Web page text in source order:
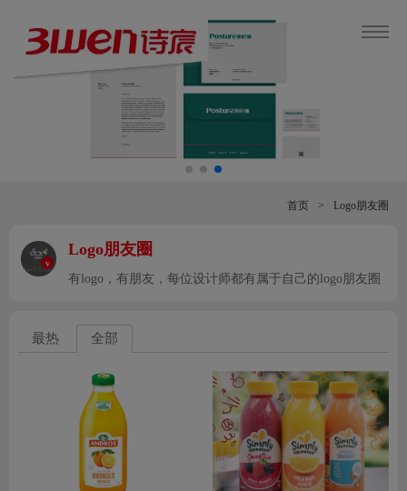
首页 > Logo朋友圈
v
Logo朋友圈
有logo，有朋友，每位设计师都有属于自己的logo朋友圈
最热 全部